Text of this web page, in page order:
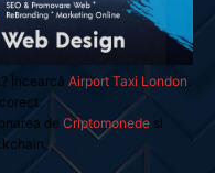
Încearcă Airport Taxi London
de Criptomonedesi